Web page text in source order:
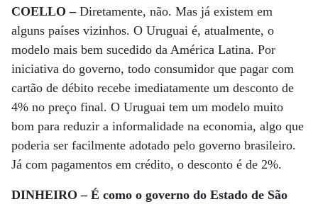
COELLO – Diretamente, não. Mas já existem em
alguns países vizinhos. O Uruguai é, atualmente, o
modelo mais bem sucedido da América Latina. Por
iniciativa do governo, todo consumidor que pagar com
cartão de débito recebe imediatamente um desconto de
4% no preço final. O Uruguai tem um modelo muito
bom para reduzir a informalidade na economia, algo que
poderia ser facilmente adotado pelo governo brasileiro.
Já com pagamentos em crédito, o desconto é de 2%.
DINHEIRO – É como o governo do Estado de São